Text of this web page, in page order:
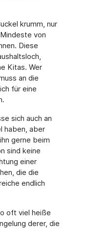
krumm, nur
von
Diese
Kitas. Wer
an die
für eine
sich auch an
haben, aber
gerne beim
sind keine
einer
die die
endlich
oft viel heiße
derer, die